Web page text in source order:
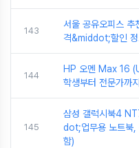
143
서울 공유오피스 추
격&middot;할인 정
144
HP 오멘 Max 16
학생부터 전문가까
145
삼성 갤럭시북4
dot;업무용 노트북,
함)